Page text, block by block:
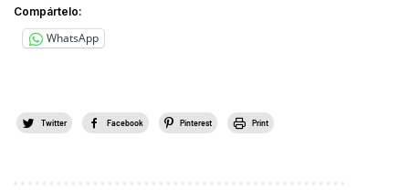
Compártelo:
WhatsApp
Twitter Facebook Pinterest Print